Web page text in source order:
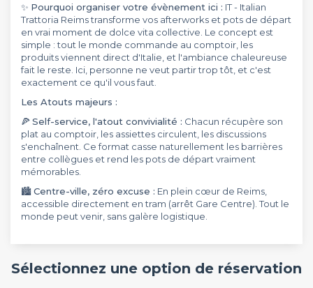
✨ Pourquoi organiser votre évènement ici : IT - Italian
Trattoria Reims transforme vos afterworks et pots de départ
en vrai moment de dolce vita collective. Le concept est
simple : tout le monde commande au comptoir, les
produits viennent direct d'Italie, et l'ambiance chaleureuse
fait le reste. Ici, personne ne veut partir trop tôt, et c'est
exactement ce qu'il vous faut.
Les Atouts majeurs :
🍕Self-service, l'atout convivialité : Chacun récupère son
plat au comptoir, les assiettes circulent, les discussions
s'enchaînent. Ce format casse naturellement les barrières
entre collègues et rend les pots de départ vraiment
mémorables.
🏙️Centre-ville, zéro excuse : En plein cœur de Reims,
accessible directement en tram (arrêt Gare Centre). Tout le
monde peut venir, sans galère logistique.
Sélectionnez une option de réservation